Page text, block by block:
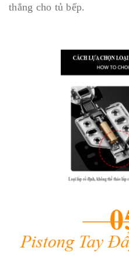
thẳng cho tủ bếp.